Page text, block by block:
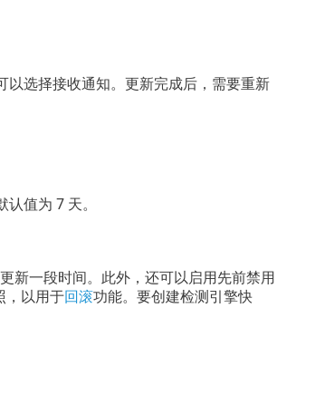
选择接收通知。更新完成后，需要重新
值为 7 天。
新一段时间。此外，还可以启用先前禁用
，以用于回滚功能。要创建检测引擎快